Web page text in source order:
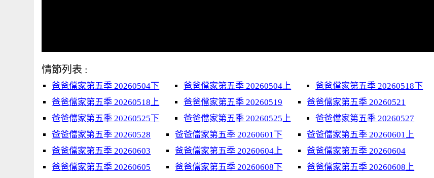
情節列表 :
爸爸儅家第五季 20260504下 爸爸儅家第五季 20260504上
爸爸儅家第五季 20260518下
爸爸儅家第五季 20260518上
爸爸儅家第五季 20260519
爸爸儅家第五季 20260521
爸爸儅家第五季 20260525下
爸爸儅家第五季 20260525上
爸爸儅家第五季 20260527
爸爸儅家第五季 20260528
爸爸儅家第五季 20260601下
爸爸儅家第五季 20260601上
爸爸儅家第五季 20260603
爸爸儅家第五季 20260604上
爸爸儅家第五季 20260604
爸爸儅家第五季 20260605
爸爸儅家第五季 20260608下
爸爸儅家第五季 20260608上